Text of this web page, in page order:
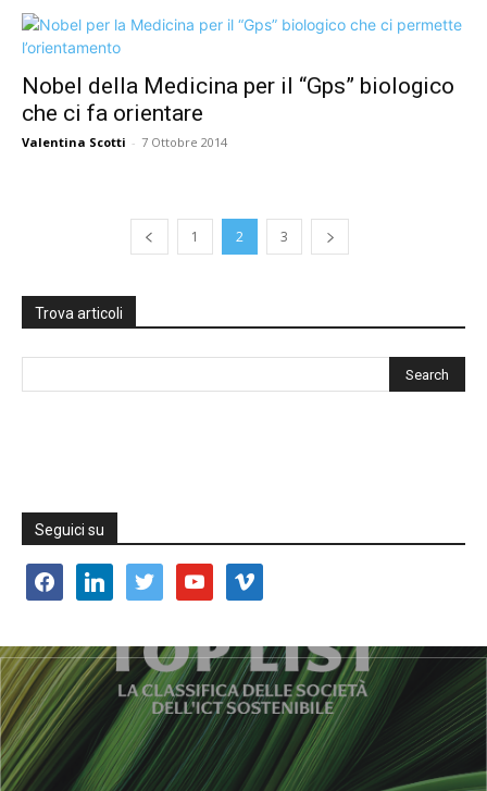
Nobel della Medicina per il “Gps” biologico
che ci fa orientare
Valentina Scotti - 7 Ottobre 2014
1 2 3
Trova articoli
Seguici su
facebooklinkedin twitter youtube vimeo